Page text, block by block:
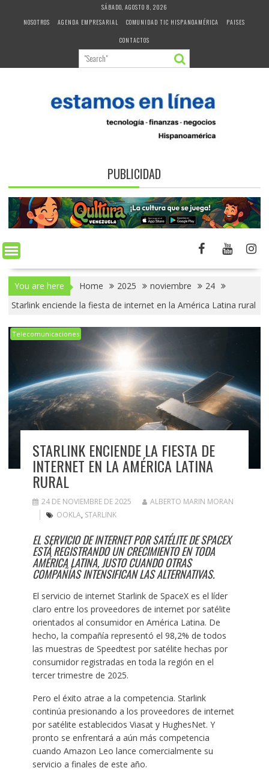
SÁBADO, AGOSTO 8, 2026
NOSOTROS
AGENDA EMPRESARIAL COMUNIDAD TIC HISPANOAMÉRICA
PAISES
CONTACTOS
PUBLICIDAD
You are here Home 2025 noviembre
24
Starlink enciende la fiesta de internet en la América Latina rural
Telecomunicaciones
STARLINK ENCIENDE LA FIESTA DE
INTERNET EN LA AMÉRICA LATINA
RURAL
24 DE NOVIEMBRE DE 2025
ALBERTO MARIN MORAN
OOKLA, STARLINK
EL SERVICIO DE INTERNET POR SATÉLITE DE SPACEX
ESTÁ REGISTRANDO UN CRECIMIENTO EN TODA
AMÉRICA LATINA, JUSTO CUANDO OTRAS
COMPAÑÍAS INTENSIFICAN LAS ALTERNATIVAS.
El servicio de internet Starlink de SpaceX es el líder
claro entre los proveedores de internet por satélite
orientados al consumidor en América Latina. De
hecho, la compañía representó el 98,2% de todos
las muestras de Speedtest por satélite hechas por
consumidor registradas en toda la región en el
tercer trimestre de 2025.
Pero el éxito atrae a la competencia. Starlink
continúa presionando a los proveedores de internet
por satélite establecidos Viasat y HughesNet. Y
pronto se enfrentará a aún más competencia
cuando Amazon Leo lance comercialmente su
servicio a finales de este año.